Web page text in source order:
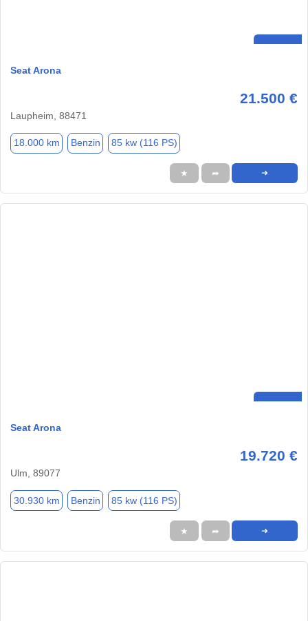
Seat Arona
21.500 €
Laupheim, 88471
18.000 km Benzin 85 kw (116 PS)
★ ➦ ➜
Seat Arona
19.720 €
Ulm, 89077
30.930 km Benzin 85 kw (116 PS)
★ ➦ ➜